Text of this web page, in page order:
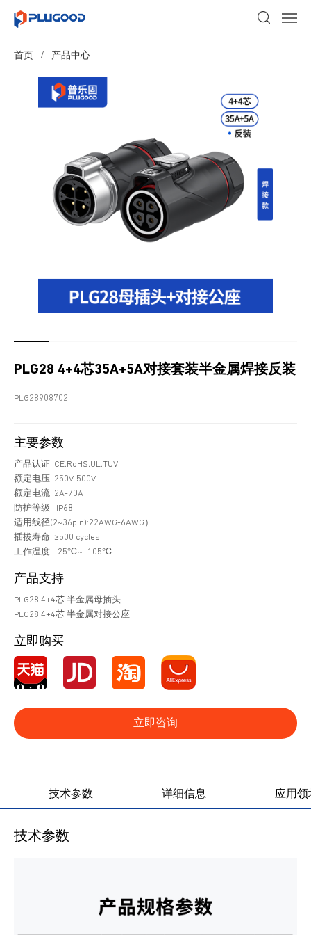
首页 / 产品中心
PLG28 4+4芯35A+5A对接套装半金属焊接反装
PLG28908702
主要参数
产品认证: CE,RoHS,UL,TUV
额定电压: 250V-500V
额定电流: 2A-70A
防护等级 : IP68
适用线径(2~36pin):22AWG-6AWG）
插拔寿命: ≥500 cycles
工作温度: -25℃~+105℃
产品支持
PLG28 4+4芯 半金属母插头
PLG28 4+4芯 半金属对接公座
立即购买
立即咨询
技术参数 详细信息 应用领
技术参数